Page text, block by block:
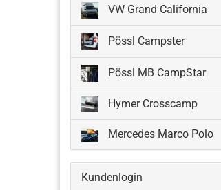
VW Grand California
Pössl Campster
Pössl MB CampStar
Hymer Crosscamp
Mercedes Marco Polo
Kundenlogin